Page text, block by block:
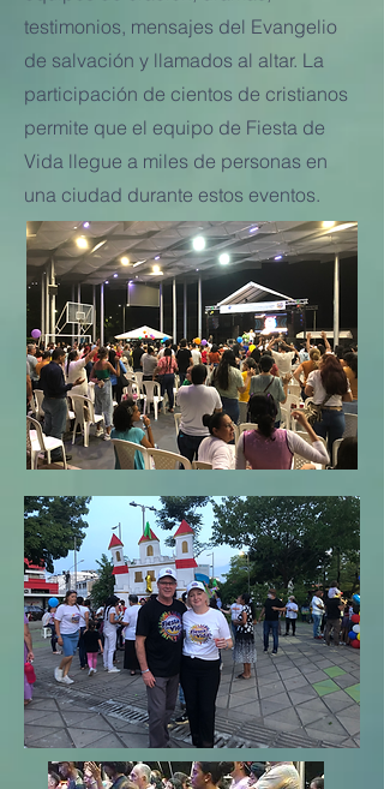
testimonios, mensajes del Evangelio
de salvación y llamados al altar. La
participación de cientos de cristianos
permite que el equipo de Fiesta de
Vida llegue a miles de personas en
una ciudad durante estos eventos.